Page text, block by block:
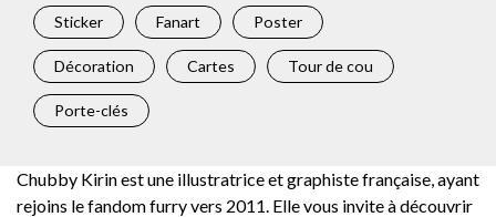
Sticker Fanart Poster
Décoration Cartes Tour de cou
Porte-clés
Chubby Kirin est une illustratrice et graphiste française, ayant
rejoins le fandom furry vers 2011. Elle vous invite à découvrir